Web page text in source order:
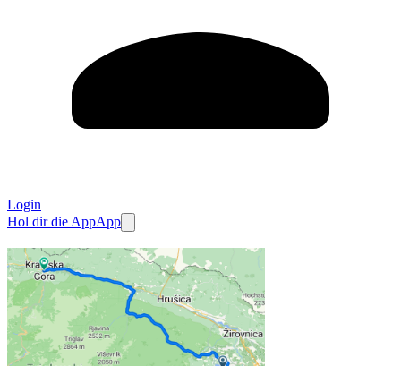
Login
Hol dir die AppApp